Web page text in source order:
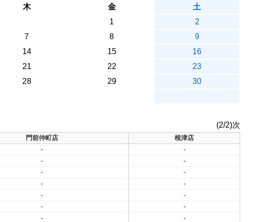
木 金
土
1
2
7 8
9
14 15
16
21 22
23
28 29
30
(2/2)次
門前仲町店
根津店
-
-
-
-
-
-
-
-
-
-
-
-
-
-